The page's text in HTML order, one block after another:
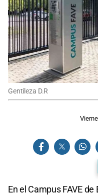
Gentileza D.R
En el Campus FAVE